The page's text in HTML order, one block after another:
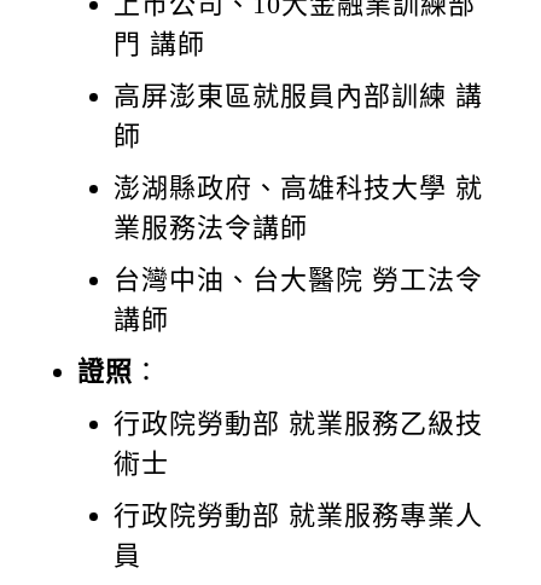
門 講師
高屏澎東區就服員內部訓練 講
師
澎湖縣政府、高雄科技大學 就
業服務法令講師
台灣中油、台大醫院 勞工法令
講師
證照 ：
行政院勞動部 就業服務乙級技
術士
行政院勞動部 就業服務專業人
員